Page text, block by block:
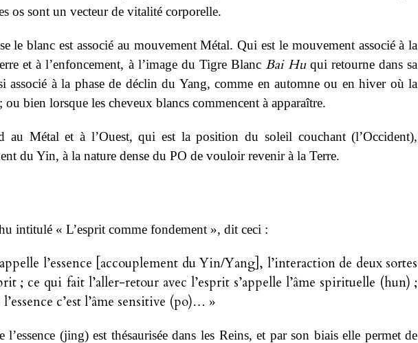
os sont un vecteur de vitalité corporelle.
le blanc est associé au mouvement Métal. Qui est le mouvement associé à la
et à l’enfoncement, à l’image du Tigre Blanc Bai Huqui retourne dans sa
associé à la phase de déclin du Yang, comme en automne ou en hiver où la
ou bien lorsque les cheveux blancs commencent à apparaître.
au Métal et à l’Ouest, qui est la position du soleil couchant (l’Occident),
du Yin, à la nature dense du PO de vouloir revenir à la Terre.
intitulé « L’esprit comme fondement », dit ceci :
l’essence [accouplement du Yin/Yang], l’interaction de deux sortes
; ce qui fait l’aller-retour avec l’esprit s’appelle l’âme spirituelle (hun) ;
c’est l’âme sensitive (po)… »
l’essence (jing) est thésaurisée dans les Reins, et par son biais elle permet de